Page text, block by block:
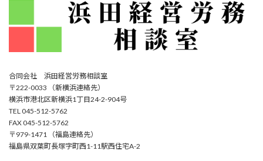
合同会社 浜田経営労務相談室
〒222-0033 （新横浜連絡先）
横浜市港北区新横浜1丁目24-2-904号
TEL 045-512-5762
FAX 045-512-5762
〒979-1471 （福島連絡先）
福島県双葉町長塚字町西1-11駅西住宅A-2